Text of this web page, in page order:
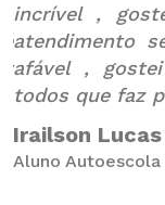
incrível ,
atendimento
afável ,
todos que faz
Irailson
Aluno Autoescola